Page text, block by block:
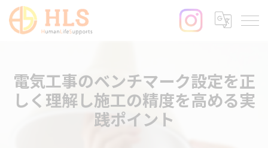
電気工事のベンチマーク設定を正
しく理解し施工の精度を高める実
践ポイント